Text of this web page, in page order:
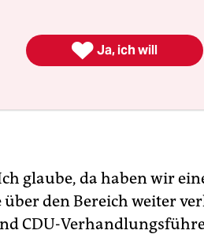
glaube, da haben wir
den Bereich weiter
CDU-
 Ja, ich will